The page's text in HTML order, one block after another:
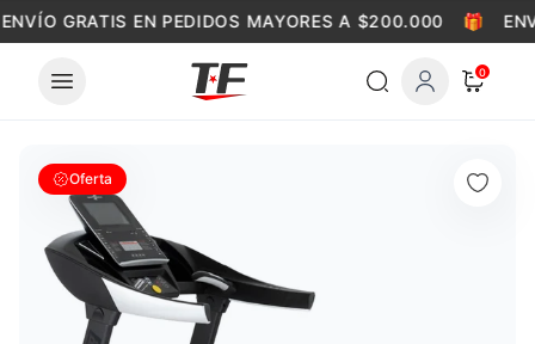
Skip to contentGRATIS EN PEDIDOS MAYORES A $200.000 🎁
0
Oferta